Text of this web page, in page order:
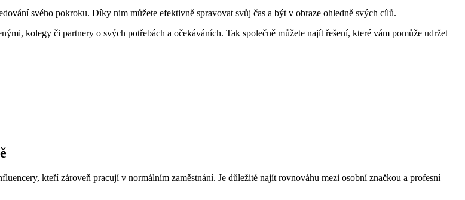
svého pokroku. Díky nim můžete efektivně spravovat svůj čas a být v obraze ohledně svých cílů.
kolegy či partnery o svých potřebách a očekáváních. Tak společně můžete najít řešení, které vám pomůže udržet
kteří zároveň pracují v normálním zaměstnání. Je důležité najít rovnováhu mezi osobní značkou a profesní